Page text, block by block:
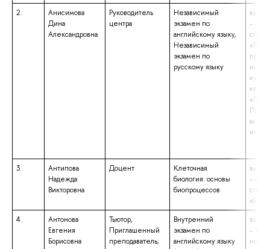
2.
Анисимова
Дина
Александровна
Руководитель
центра
Независимый
экзамен по
английскому языку,
Независимый
экзамен по
русскому языку
–
3.
Антипова
Надежда
Викторовна
Доцент
Клеточная
биология: основы
биопроцессов
–
4.
Антонова
Евгения
Борисовна
Тьютор,
Приглашенный
преподаватель;
Внутренний
экзамен по
английскому языку
–